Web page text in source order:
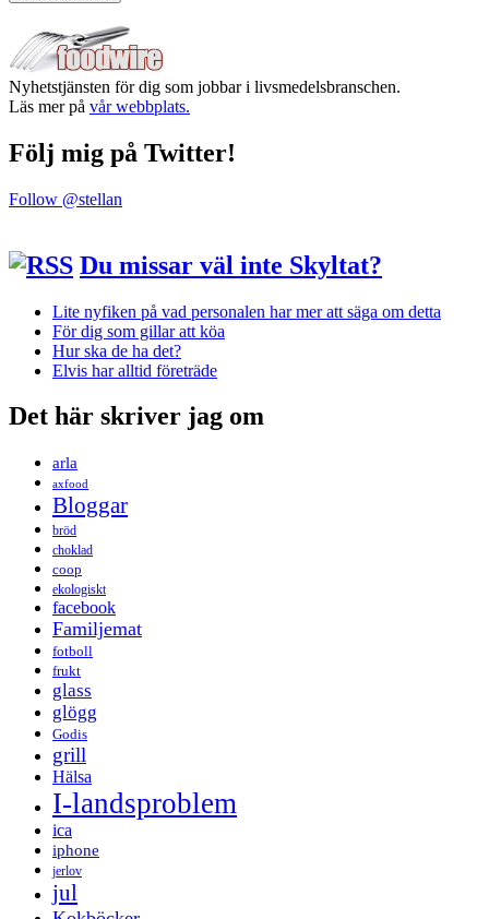
Nyhetstjänsten för dig som jobbar i livsmedelsbranschen.
Läs mer på vår webbplats.
Följ mig på Twitter!
Follow @stellan
Du missar väl inte Skyltat?
Lite nyfiken på vad personalen har mer att säga om detta
För dig som gillar att köa
Hur ska de ha det?
Elvis har alltid företräde
Det här skriver jag om
arla
axfood
Bloggar
bröd
choklad
coop
ekologiskt
facebook
Familjemat
fotboll
frukt
glass
glögg
Godis
grill
Hälsa
I-landsproblem
ica
iphone
jerlov
jul